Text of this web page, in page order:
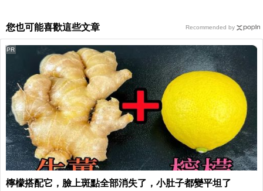
您也可能喜歡這些文章
檸檬搭配它，臉上斑點全部消失了，小肚子都變平坦了
PR
Recommended by